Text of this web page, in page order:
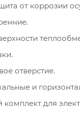
от коррозии
отверстие.
и
для